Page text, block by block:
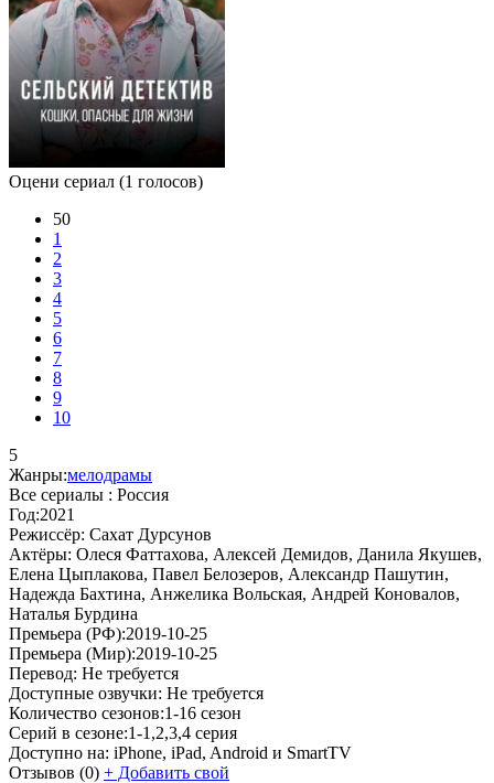
Оцени сериал (1 голосов)
50
1
2
3
4
5
6
7
8
9
10
5
Жанры:мелодрамы
Все сериалы : Россия
Год:2021
Режиссёр: Сахат Дурсунов
Актёры: Олеся Фаттахова, Алексей Демидов, Данила Якушев,
Елена Цыплакова, Павел Белозеров, Александр Пашутин,
Надежда Бахтина, Анжелика Вольская, Андрей Коновалов,
Наталья Бурдина
Премьера (РФ):2019-10-25
Премьера (Мир):2019-10-25
Перевод: Не требуется
Доступные озвучки: Не требуется
Количество сезонов:1-16 сезон
Серий в сезоне:1-1,2,3,4 серия
Доступно на: iPhone, iPad, Android и SmartTV
Отзывов (0) + Добавить свой